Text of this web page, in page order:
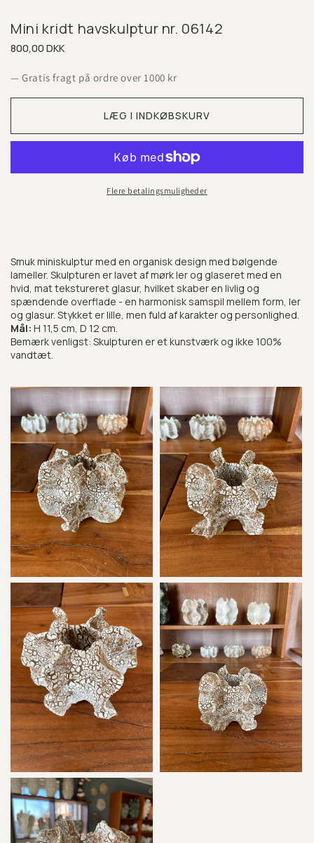
Smuk miniskulptur med en organisk design med bølgende
lameller. Skulpturen er lavet af mørk ler og glaseret med en
hvid, mat tekstureret glasur, hvilket skaber en livlig og
spændende overflade - en harmonisk samspil mellem form, ler
og glasur. Stykket er lille, men fuld af karakter og personlighed.
Mål: H 11,5 cm, D 12 cm.
Bemærk venligst: Skulpturen er et kunstværk og ikke 100%
vandtæt.
Mini kridt havskulptur nr. 06142
Normalpris
800,00 DKK
— Gratis fragt på ordre over 1000 kr
LÆG I INDKØBSKURV
Flere betalingsmuligheder